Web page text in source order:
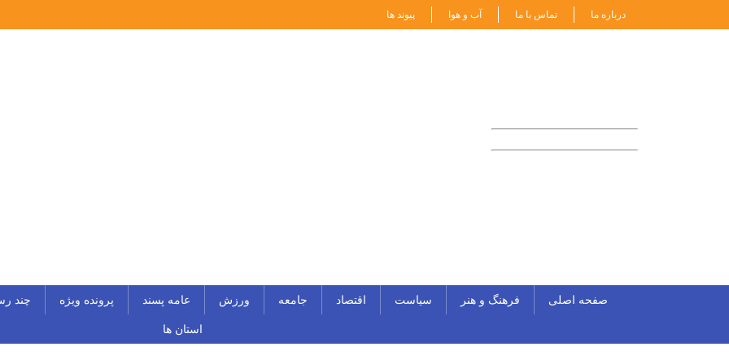
درباره ما تماس با ما آب و هوا پیوند ها
صفحه اصلی فرهنگ و هنر سیاست اقتصاد جامعه ورزش عامه پسند پرونده ویژه چند
استان ها